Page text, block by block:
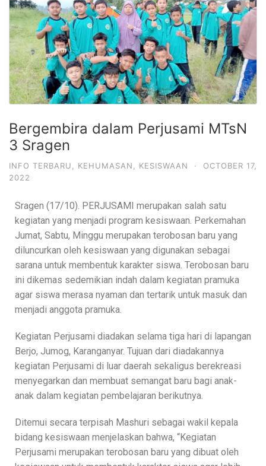
Bergembira dalam Perjusami MTsN
3 Sragen
INFO TERBARU KEHUMASAN KESISWAAN ·
OCTOBER 17,
2022
Sragen (17/10). PERJUSAMI merupakan salah satu
kegiatan yang menjadi program kesiswaan. Perkemahan
Jumat, Sabtu, Minggu merupakan terobosan baru yang
diluncurkan oleh kesiswaan yang digunakan sebagai
sarana untuk membentuk karakter siswa. Terobosan baru
ini dikemas sedemikian indah dalam kegiatan pramuka
agar siswa merasa nyaman dan tertarik untuk masuk dan
menjadi anggota pramuka.
Kegiatan Perjusami diadakan selama tiga hari di lapangan
Berjo, Jumog, Karanganyar. Tujuan dari diadakannya
kegiatan Perjusami di luar daerah sekaligus berekreasi
menyegarkan dan membuat semangat baru bagi anak-
anak dalam kegiatan pembelajaran berikutnya.
Ditemui secara terpisah Mashuri sebagai wakil kepala
bidang kesiswaan menjelaskan bahwa, “Kegiatan
Perjusami merupakan terobosan baru yang dibuat oleh